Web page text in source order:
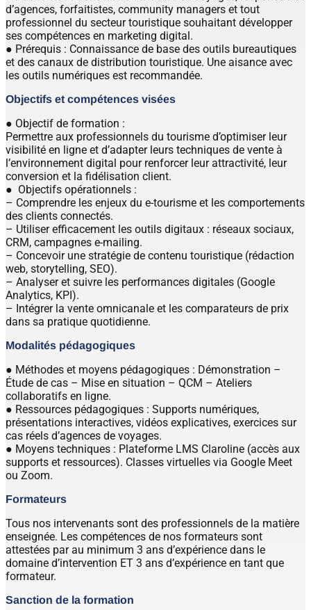
d’agences, forfaitistes, community managers et tout
professionnel du secteur touristique souhaitant développer
ses compétences en marketing digital.
● Prérequis : Connaissance de base des outils bureautiques
et des canaux de distribution touristique. Une aisance avec
les outils numériques est recommandée.
Objectifs et compétences visées
● Objectif de formation :
Permettre aux professionnels du tourisme d’optimiser leur
visibilité en ligne et d’adapter leurs techniques de vente à
l’environnement digital pour renforcer leur attractivité, leur
conversion et la fidélisation client.
● Objectifs opérationnels :
– Comprendre les enjeux du e-tourisme et les comportements
des clients connectés.
– Utiliser efficacement les outils digitaux : réseaux sociaux,
CRM, campagnes e-mailing.
– Concevoir une stratégie de contenu touristique (rédaction
web, storytelling, SEO).
– Analyser et suivre les performances digitales (Google
Analytics, KPI).
– Intégrer la vente omnicanale et les comparateurs de prix
dans sa pratique quotidienne.
Modalités pédagogiques
● Méthodes et moyens pédagogiques : Démonstration –
Étude de cas – Mise en situation – QCM – Ateliers
collaboratifs en ligne.
● Ressources pédagogiques : Supports numériques,
présentations interactives, vidéos explicatives, exercices sur
cas réels d’agences de voyages.
● Moyens techniques : Plateforme LMS Claroline (accès aux
supports et ressources). Classes virtuelles via Google Meet
ou Zoom.
Formateurs
Tous nos intervenants sont des professionnels de la matière
enseignée. Les compétences de nos formateurs sont
attestées par au minimum 3 ans d’expérience dans le
domaine d’intervention ET 3 ans d’expérience en tant que
formateur.
Sanction de la formation